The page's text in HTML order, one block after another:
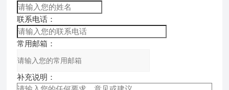
联系电话：
常用邮箱：
补充说明：